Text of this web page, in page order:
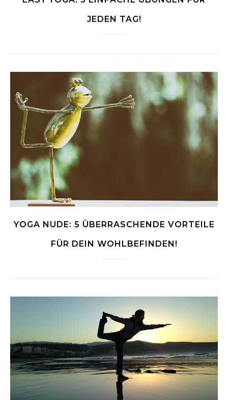
JEDEN TAG!
YOGA NUDE: 5 ÜBERRASCHENDE VORTEILE
FÜR DEIN WOHLBEFINDEN!